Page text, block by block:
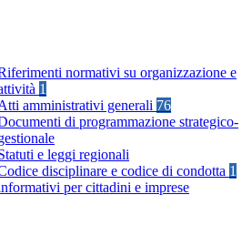
normativi su organizzazione e
1
amministrativi generali 76
di programmazione strategico-
e leggi regionali
disciplinare e codice di condotta 1
per cittadini e imprese